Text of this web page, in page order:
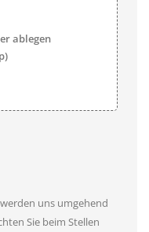
ablegen
uns umgehend
Sie beim Stellen